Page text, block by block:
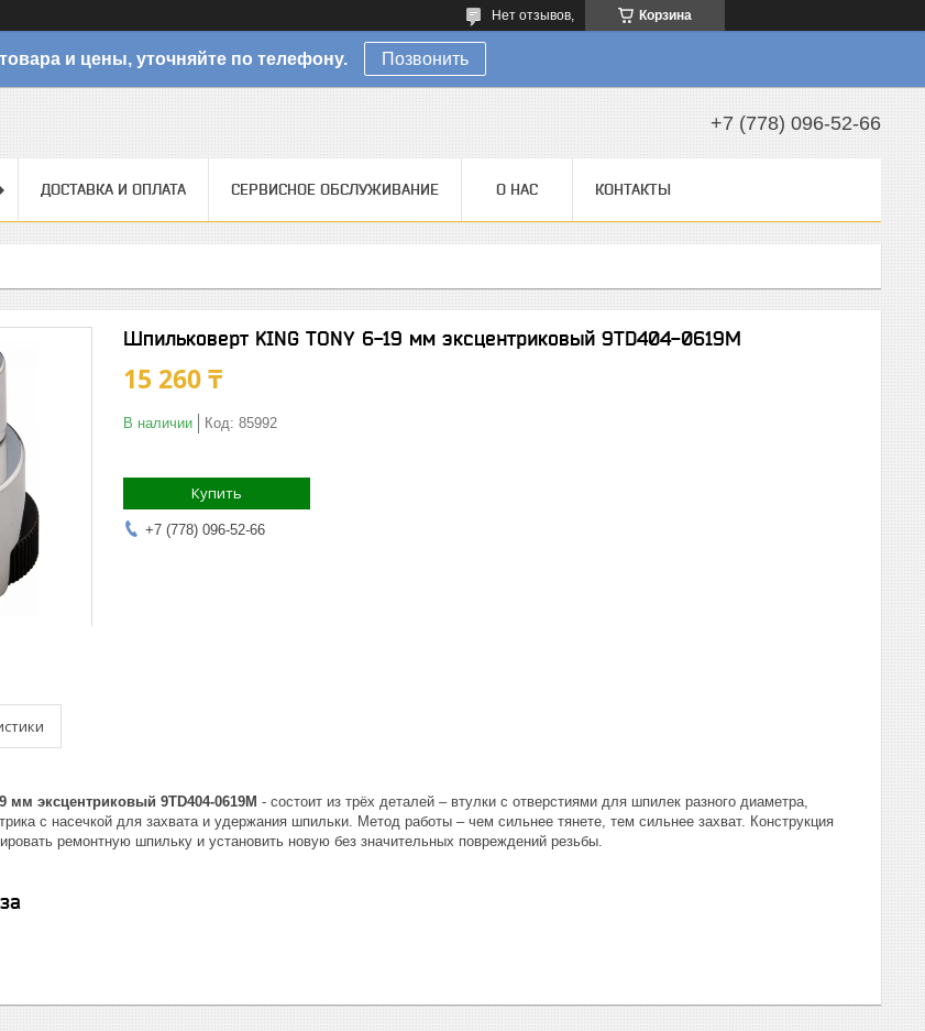
Корзина
Нет отзывов,
и цены, уточняйте по телефону. Позвонить
+7 (778) 096-52-66
ДОСТАВКА И ОПЛАТА СЕРВИСНОЕ ОБСЛУЖИВАНИЕ О НАС КОНТАКТЫ
Шпильковерт KING TONY 6-19 мм эксцентриковый 9TD404-0619M
15 260 ₸
В наличии Код: 85992
Купить
+7 (778) 096-52-66
мм эксцентриковый 9TD404-0619M - состоит из трёх деталей – втулки с отверстиями для шпилек разного диаметра,
с насечкой для захвата и удержания шпильки. Метод работы – чем сильнее тянете, тем сильнее захват. Конструкция
ремонтную шпильку и установить новую без значительных повреждений резьбы.